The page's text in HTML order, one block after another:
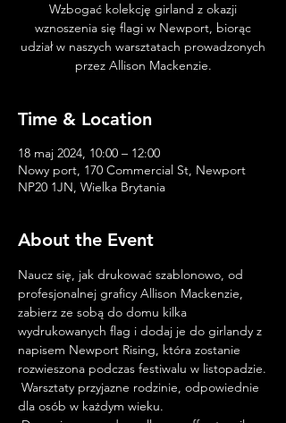
Wzbogać kolekcję girland z okazji
wznoszenia się flagi w Newport, biorąc
udział w naszych warsztatach prowadzonych
przez Allison Mackenzie.
Time & Location
18 maj 2024, 10:00 – 12:00
Nowy port, 170 Commercial St, Newport
NP20 1JN, Wielka Brytania
About the Event
Naucz się, jak drukować szablonowo, od
profesjonalnej graficy Allison Mackenzie,
zabierz ze sobą do domu kilka
wydrukowanych flag i dodaj je do girlandy z
napisem Newport Rising, która zostanie
rozwieszona podczas festiwalu w listopadzie.
dla osób w każdym wieku.